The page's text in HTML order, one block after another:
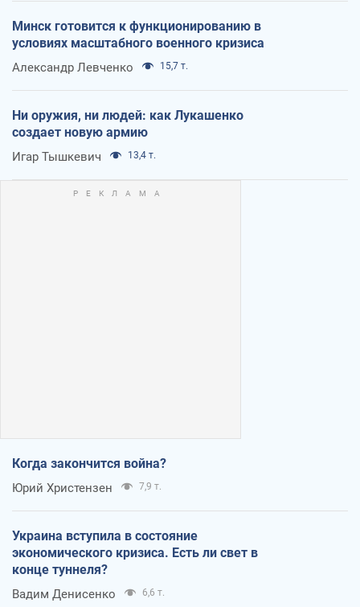
Минск готовится к функционированию в
условиях масштабного военного кризиса
Александр Левченко 15,7 т.
Ни оружия, ни людей: как Лукашенко
создает новую армию
Игар Тышкевич 13,4 т.
Когда закончится война?
Юрий Христензен 7,9 т.
Украина вступила в состояние
экономического кризиса. Есть ли свет в
конце туннеля?
Вадим Денисенко 6,6 т.